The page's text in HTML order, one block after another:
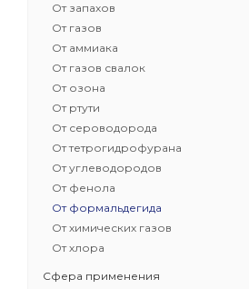
От запахов
От газов
От аммиака
От газов свалок
От озона
От ртути
От сероводорода
От тетрогидрофурана
От углеводородов
От фенола
От формальдегида
От химических газов
От хлора
Сфера применения